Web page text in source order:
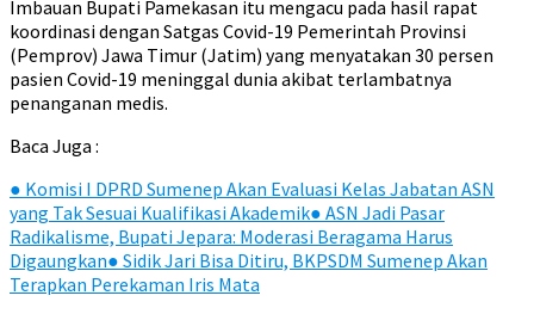
Imbauan Bupati Pamekasan itu mengacu pada hasil rapat
koordinasi dengan Satgas Covid-19 Pemerintah Provinsi
(Pemprov) Jawa Timur (Jatim) yang menyatakan 30 persen
pasien Covid-19 meninggal dunia akibat terlambatnya
penanganan medis.
Baca Juga :
● Komisi I DPRD Sumenep Akan Evaluasi Kelas Jabatan ASN
yang Tak Sesuai Kualifikasi Akademik● ASN Jadi Pasar
Radikalisme, Bupati Jepara: Moderasi Beragama Harus
Digaungkan● Sidik Jari Bisa Ditiru, BKPSDM Sumenep Akan
Terapkan Perekaman Iris Mata